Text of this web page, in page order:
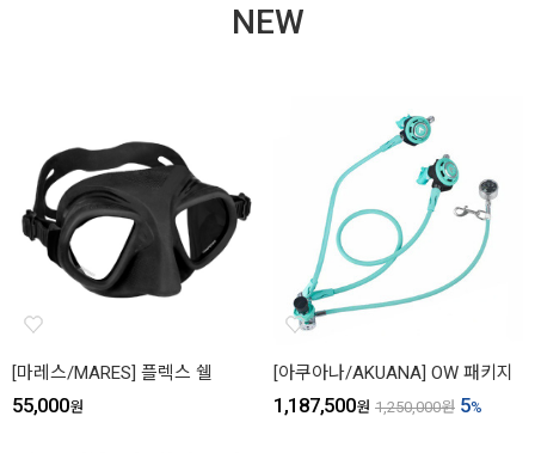
NEW
[마레스/MARES] 플렉스 쉘
55,000원
[아쿠아나/AKUANA] OW 패키지
1,187,500원 1,250,000원 5%